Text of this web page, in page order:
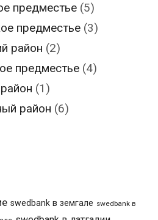
предместье (5)
предместье (3)
район (2)
предместье (4)
(1)
район (6)
swedbank в земгале swedbank в